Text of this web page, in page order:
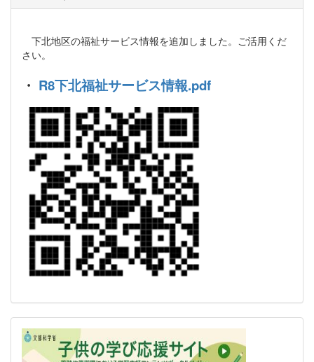
下北地区の福祉サービス情報を追加しました。ご活用くだ
さい。
・ R8下北福祉サービス情報.pdf